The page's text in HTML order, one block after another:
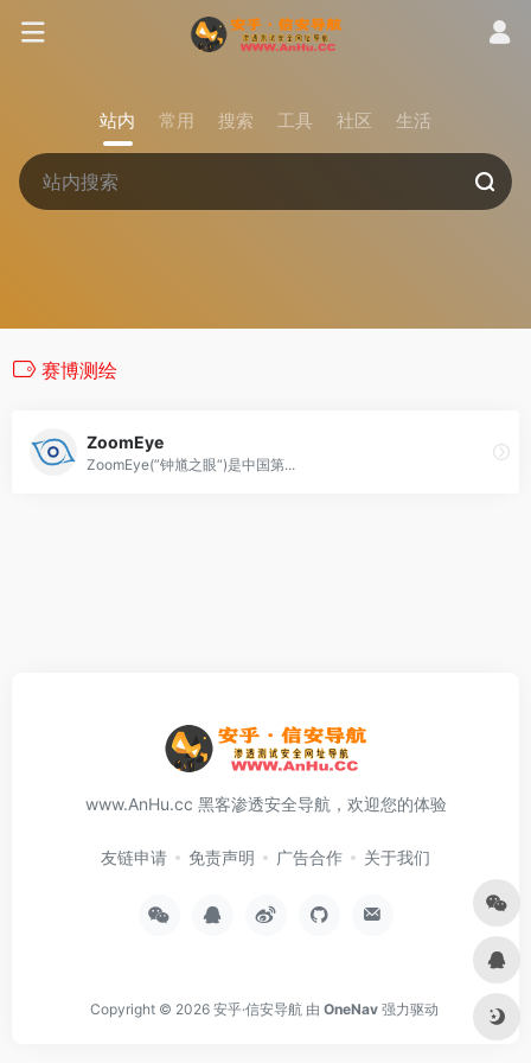
站内 常用 搜索 工具 社区 生活
赛博测绘
ZoomEye
ZoomEye(”钟馗之眼“)是中国第...
www.AnHu.cc 黑客渗透安全导航，欢迎您的体验
友链申请 免责声明 广告合作 关于我们
Copyright © 2026 安乎·信安导航由 OneNav 强力驱动